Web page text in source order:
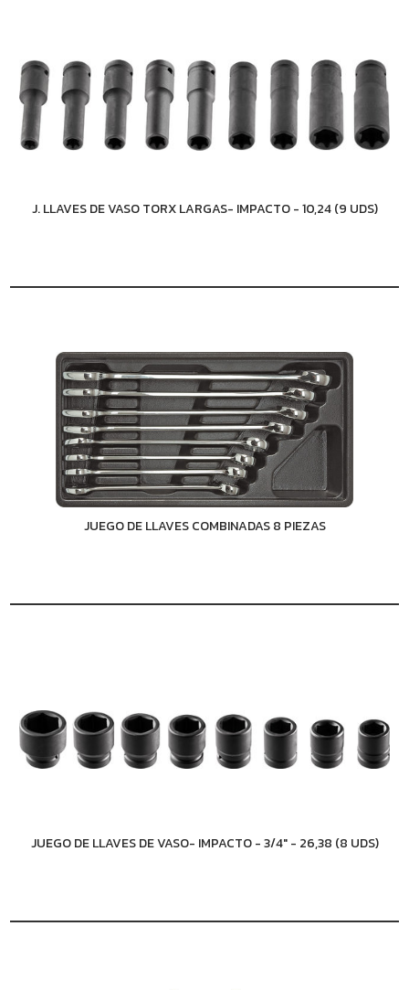
J. LLAVES DE VASO TORX LARGAS- IMPACTO - 10,24 (9 UDS)
JUEGO DE LLAVES COMBINADAS 8 PIEZAS
JUEGO DE LLAVES DE VASO- IMPACTO - 3/4" - 26,38 (8 UDS)